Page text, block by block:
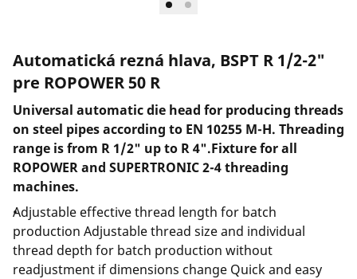
Automatická rezná hlava, BSPT R 1/2-2"
pre ROPOWER 50 R
Universal automatic die head for producing threads
on steel pipes according to EN 10255 M-H. Threading
range is from R 1/2" up to R 4".Fixture for all
ROPOWER and SUPERTRONIC 2-4 threading
machines.
Adjustable effective thread length for batch
production Adjustable thread size and individual
thread depth for batch production without
readjustment if dimensions change Quick and easy